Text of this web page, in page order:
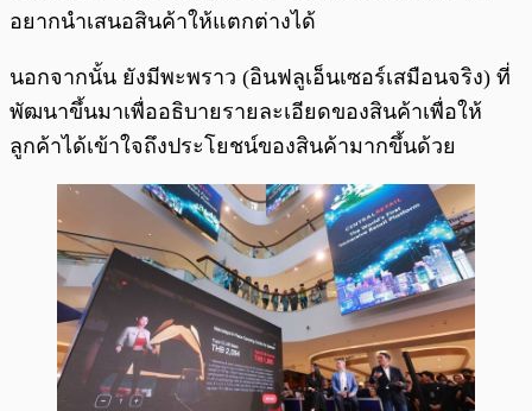
อยากนำเสนอสินค้าให้แตกต่างได้
นอกจากนั้น ยังมีพะพราว (อินฟลูเอ็นเซอร์เสมือนจริง) ที่
พัฒนาขึ้นมาเพื่ออธิบายรายละเอียดของสินค้าเพื่อให้
ลูกค้าได้เข้าใจถึงประโยชน์ของสินค้ามากขึ้นด้วย